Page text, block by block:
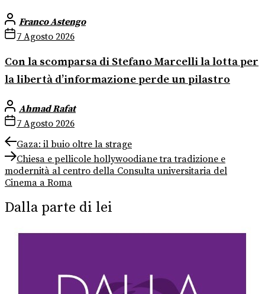
Franco Astengo
7 Agosto 2026
Con la scomparsa di Stefano Marcelli la lotta per
la libertà d’informazione perde un pilastro
Ahmad Rafat
7 Agosto 2026
Navigazione
articoli
Previous
post:
Gaza: il buio oltre la strage
Next
post:
Chiesa e pellicole hollywoodiane tra tradizione e
modernità al centro della Consulta universitaria del
Cinema a Roma
Dalla parte di lei